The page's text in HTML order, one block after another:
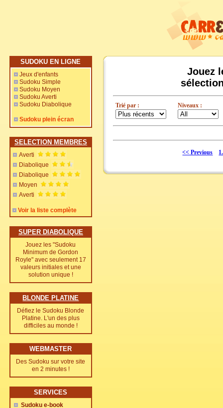
SUDOKU EN LIGNE
Jeux d'enfants
Sudoku Simple
Sudoku Moyen
Sudoku Averti
Sudoku Diabolique
Sudoku plein écran
SELECTION MEMBRES
Averti
Diabolique
Diabolique
Moyen
Averti
Voir la liste complète
SUPER DIABOLIQUE
Jouez les "Sudoku
Minimum de Gordon
Royle" avec seulement 17
valeurs initiales et une
solution unique !
BLONDE PLATINE
Défiez le Sudoku Blonde
Platine. L'un des plus
difficiles au monde !
WEBMASTER
Des Sudoku sur votre site
en 2 minutes !
SERVICES
Sudoku e-book
Jouez
Trié par : Niveaux :
<< Previous